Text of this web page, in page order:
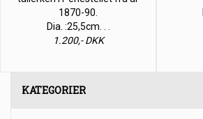
1870-90.
Dia. :25,5cm. . .
1.200,- DKK
KATEGORIER